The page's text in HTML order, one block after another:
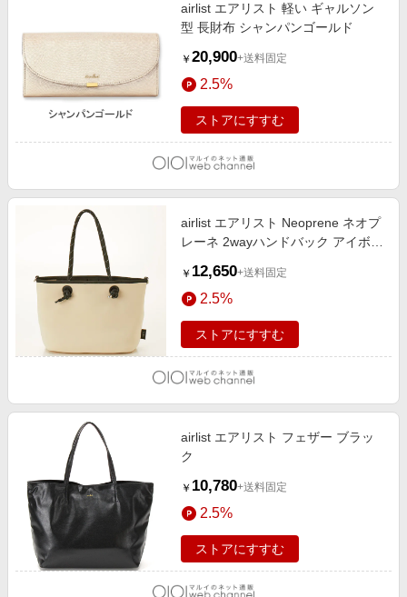
airlist エアリスト 軽い ギャルソン
型 長財布 シャンパンゴールド
￥ 20,900+送料固定
2.5%
ストアにすすむ
airlist エアリスト Neoprene ネオプ
レーネ 2wayハンドバック アイボリ
￥ 12,650+送料固定
2.5%
ストアにすすむ
airlist エアリスト フェザー ブラッ
ク
￥ 10,780+送料固定
2.5%
ストアにすすむ